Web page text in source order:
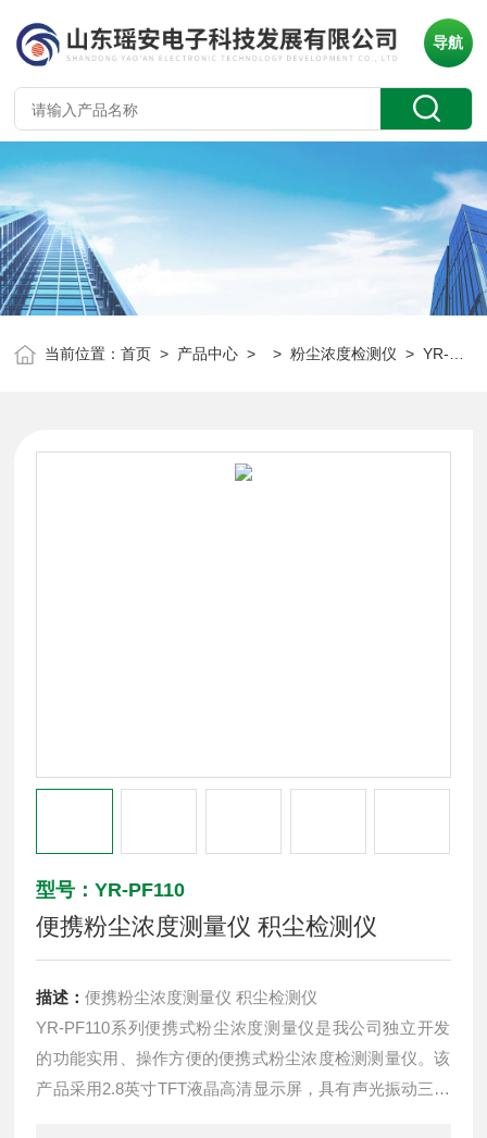
导航
当前位置：首页 > 产品中心 > >粉尘浓度检测仪 > YR-PF110便携粉尘浓度测量仪 积尘检测仪
型号：YR-PF110
便携粉尘浓度测量仪 积尘检测仪
描述：便携粉尘浓度测量仪 积尘检测仪
YR-PF110系列便携式粉尘浓度测量仪是我公司独立开发
的功能实用、操作方便的便携式粉尘浓度检测测量仪。该
产品采用2.8英寸TFT液晶高清显示屏，具有声光振动三重